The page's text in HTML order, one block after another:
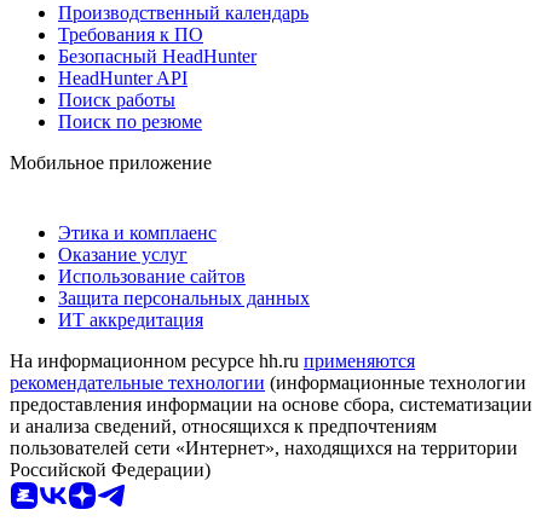
Производственный календарь
Требования к ПО
Безопасный HeadHunter
HeadHunter API
Поиск работы
Поиск по резюме
Мобильное приложение
Этика и комплаенс
Оказание услуг
Использование сайтов
Защита персональных данных
ИТ аккредитация
На информационном ресурсе hh.ru применяются
рекомендательные технологии (информационные технологии
предоставления информации на основе сбора, систематизации
и анализа сведений, относящихся к предпочтениям
пользователей сети «Интернет», находящихся на территории
Российской Федерации)